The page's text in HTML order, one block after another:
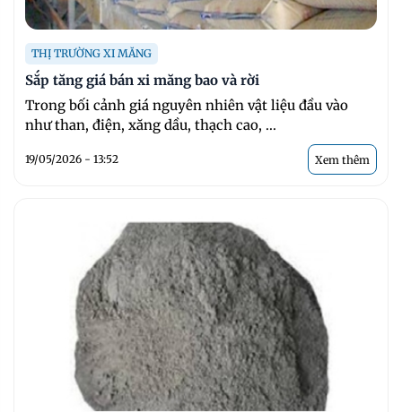
THỊ TRƯỜNG XI MĂNG
Sắp tăng giá bán xi măng bao và rời
Trong bối cảnh giá nguyên nhiên vật liệu đầu vào
như than, điện, xăng dầu, thạch cao, ...
19/05/2026 - 13:52 Xem thêm